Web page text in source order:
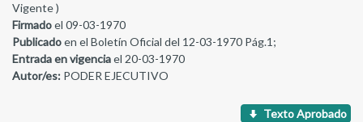
Vigente )
Firmadoel 09-03-1970
Publicadoen el Boletín Oficial del 12-03-1970 Pág.1;
Entrada en vigenciael 20-03-1970
Autor/es: PODER EJECUTIVO
Texto Aprobado